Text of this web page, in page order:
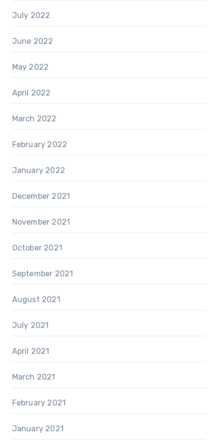
July 2022
June 2022
May 2022
April 2022
March 2022
February 2022
January 2022
December 2021
November 2021
October 2021
September 2021
August 2021
July 2021
April 2021
March 2021
February 2021
January 2021